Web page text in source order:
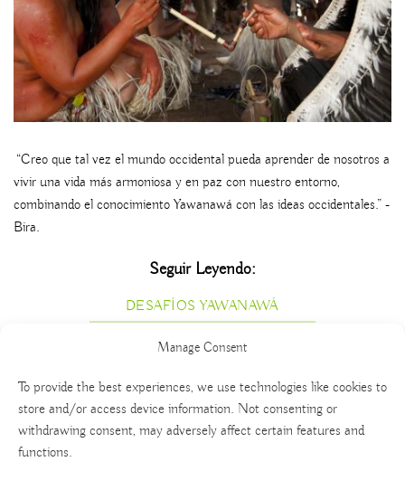
Manage Consent
To provide the best experiences, we use technologies like cookies to
store and/or access device information. Not consenting or
withdrawing consent, may adversely affect certain features and
functions.
“Creo que tal vez el mundo occidental pueda aprender de nosotros a
vivir una vida más armoniosa y en paz con nuestro entorno,
combinando el conocimiento Yawanawá con las ideas occidentales.” -
Bira.
Seguir Leyendo:
DESAFÍOS YAWANAWÁ